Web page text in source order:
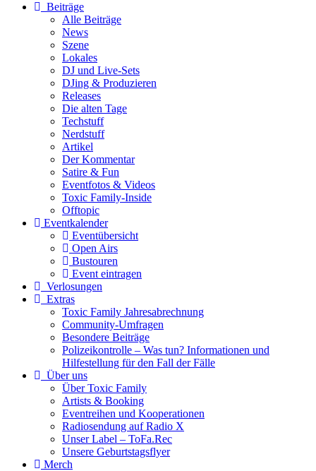
Beiträge
Alle Beiträge
News
Szene
Lokales
DJ und Live-Sets
DJing & Produzieren
Releases
Die alten Tage
Techstuff
Nerdstuff
Artikel
Der Kommentar
Satire & Fun
Eventfotos & Videos
Toxic Family-Inside
Offtopic
Eventkalender
Eventübersicht
Open Airs
Bustouren
Event eintragen
Verlosungen
Extras
Toxic Family Jahresabrechnung
Community-Umfragen
Besondere Beiträge
Polizeikontrolle – Was tun? Informationen und
Hilfestellung für den Fall der Fälle
Über uns
Über Toxic Family
Artists & Booking
Eventreihen und Kooperationen
Radiosendung auf Radio X
Unser Label – ToFa.Rec
Unsere Geburtstagsflyer
Merch